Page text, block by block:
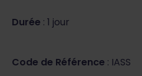
Durée : 1 jour
Code de Référence : IASS